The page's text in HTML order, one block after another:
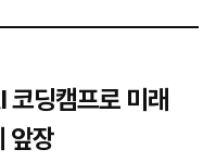
코딩캠프로 미래
앞장